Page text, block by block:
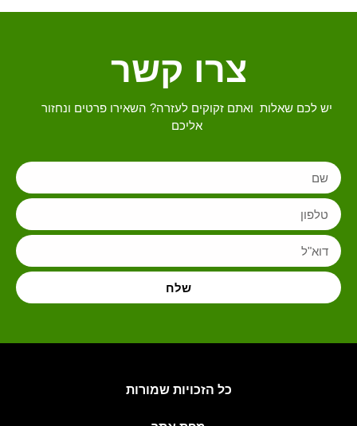
צרו קשר
יש לכם שאלות ואתם זקוקים לעזרה? השאירו פרטים ונחזור
אליכם
שלח
כל הזכויות שמורות